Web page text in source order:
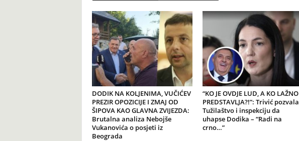
DODIK NA KOLJENIMA, VUČIĆEV
PREZIR OPOZICIJE I ZMAJ OD
ŠIPOVA KAO GLAVNA ZVIJEZDA:
Brutalna analiza Nebojše
Vukanovića o posjeti iz
Beograda
“KO JE OVDJE LUD, A KO LAŽNO
PREDSTAVLJA?!”: Trivić pozvala
Tužilaštvo i inspekciju da
uhapse Dodika – “Radi na
crno…”